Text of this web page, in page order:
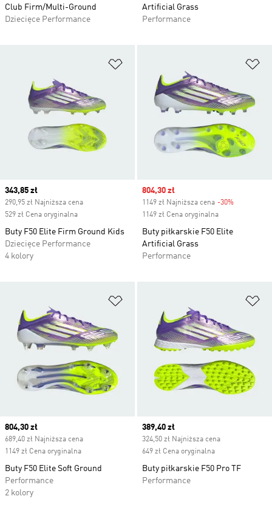
Club Firm/Multi-Ground
Dziecięce Performance
Artificial Grass
Performance
Current price
343,85 zł
290,95 zł Najniższa cena
529 zł Cena oryginalna
Buty F50 Elite Firm Ground Kids
Dziecięce Performance
4 kolory
Sale price
804,30 zł
1149 zł Najniższa cena -30%
1149 zł Cena oryginalna
Buty piłkarskie F50 Elite
Artificial Grass
Performance
Current price
804,30 zł
689,40 zł Najniższa cena
1149 zł Cena oryginalna
Buty F50 Elite Soft Ground
Performance
2 kolory
Current price
389,40 zł
324,50 zł Najniższa cena
649 zł Cena oryginalna
Buty piłkarskie F50 Pro TF
Performance